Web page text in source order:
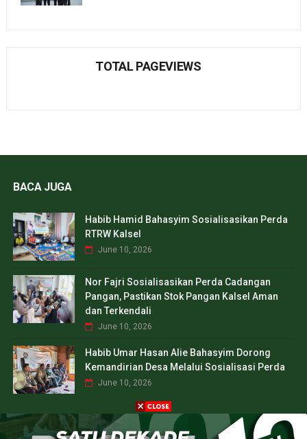
TOTAL PAGEVIEWS
BACA JUGA
Habib Hamid Bahasyim Sosialisasikan Perda
RTRW Kalsel
June 10, 2026
Nor Fajri Sosialisasikan Perda Cadangan
Pangan, Pastikan Stok Pangan Kalsel Aman
dan Terkendali
June 10, 2026
Habib Umar Hasan Alie Bahasyim Dorong
Kemandirian Desa Melalui Sosialisasi Perda
June 10, 2026